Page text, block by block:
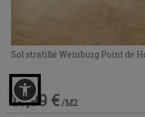
Sol stratifié Weinburg Point de
18,99 € /M2